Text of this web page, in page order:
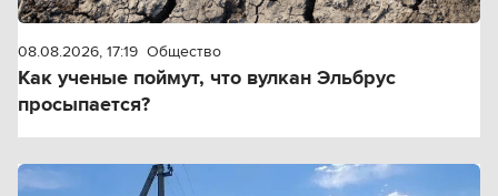
08.08.2026, 17:19 Общество
Как ученые поймут, что вулкан Эльбрус
просыпается?